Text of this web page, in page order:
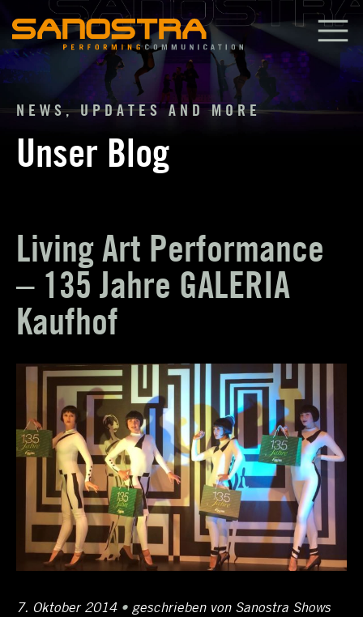
Inhalt
springen
NEWS, UPDATES AND MORE
Unser Blog
Living Art Performance
– 135 Jahre GALERIA
Kaufhof
Posted
7. Oktober 201411.
• Author
geschrieben von Sanostra Shows